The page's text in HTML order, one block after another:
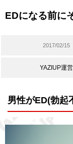
EDになる前に
2017/02/15
YAZIUP運営
男性がED(勃起